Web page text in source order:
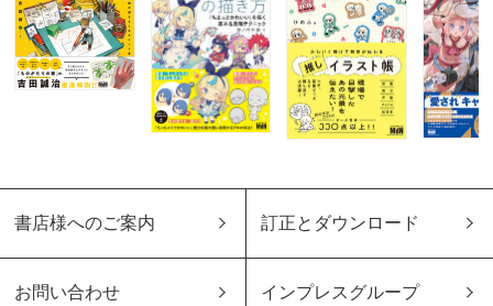
書店様へのご案内 訂正とダウンロード
お問い合わせ インプレスグループ